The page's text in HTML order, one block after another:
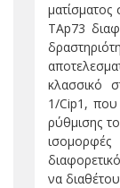
ΤΑp73
κλασσικό
1/Cip1, που
ρύθμισης
να